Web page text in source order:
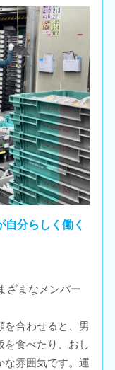
分らしく働く
ざまなメンバー
を合わせると、男
を食べたり、おし
な雰囲気です。運